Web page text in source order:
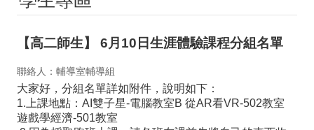
行
政
處
【高二師生】 6月10日生涯體驗課程分組名單
聯絡人：輔導室輔導組
大家好，分組名單詳如附件，說明如下：
1.上課地點：AI雙子星-電腦教室B 從AR看VR-502教室
遊戲學經濟-501教室